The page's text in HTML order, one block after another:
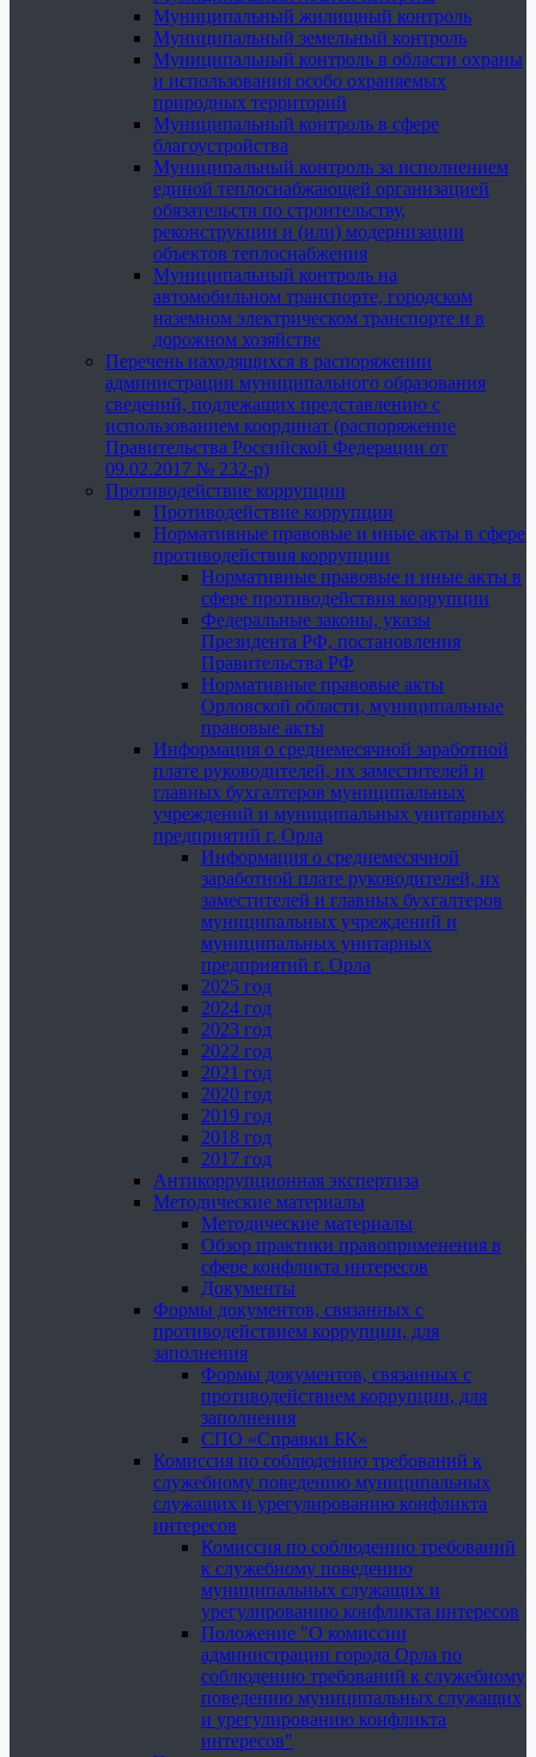
Муниципальный жилищный контроль
Муниципальный земельный контроль
Муниципальный контроль в области охраны
и использования особо охраняемых
природных территорий
Муниципальный контроль в сфере
благоустройства
Муниципальный контроль за исполнением
единой теплоснабжающей организацией
обязательств по строительству,
реконструкции и (или) модернизации
объектов теплоснабжения
Муниципальный контроль на
автомобильном транспорте, городском
наземном электрическом транспорте и в
дорожном хозяйстве
Перечень находящихся в распоряжении
администрации муниципального образования
сведений, подлежащих представлению с
использованием координат (распоряжение
Правительства Российской Федерации от
09.02.2017 № 232-р)
Противодействие коррупции
Противодействие коррупции
Нормативные правовые и иные акты в сфере
противодействия коррупции
Нормативные правовые и иные акты в
сфере противодействия коррупции
Федеральные законы, указы
Президента РФ, постановления
Правительства РФ
Нормативные правовые акты
Орловской области, муниципальные
правовые акты
Информация о среднемесячной заработной
плате руководителей, их заместителей и
главных бухгалтеров муниципальных
учреждений и муниципальных унитарных
предприятий г. Орла
Информация о среднемесячной
заработной плате руководителей, их
заместителей и главных бухгалтеров
муниципальных учреждений и
муниципальных унитарных
предприятий г. Орла
2025 год
2024 год
2023 год
2022 год
2021 год
2020 год
2019 год
2018 год
2017 год
Антикоррупционная экспертиза
Методические материалы
Методические материалы
Обзор практики правоприменения в
сфере конфликта интересов
Документы
Формы документов, связанных с
противодействием коррупции, для
заполнения
Формы документов, связанных с
противодействием коррупции, для
заполнения
СПО «Справки БК»
Комиссия по соблюдению требований к
служебному поведению муниципальных
служащих и урегулированию конфликта
интересов
Комиссия по соблюдению требований
к служебному поведению
муниципальных служащих и
урегулированию конфликта интересов
Положение "О комиссии
администрации города Орла по
соблюдению требований к служебному
поведению муниципальных служащих
и урегулированию конфликта
интересов"